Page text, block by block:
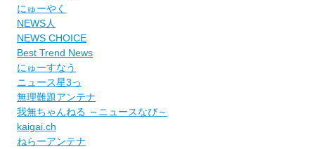
にゅーやく
NEWS人
NEWS CHOICE
Best Trend News
にゅーすなう
ニュース星3っ
無理難題アンテナ
我無ちゃんねる ～ニュースなび～
kaigai.ch
ねらーアンテナ